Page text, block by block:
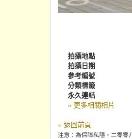
拍攝地點
拍攝日期
參考編號
分類標籤
永久連結
» 更多相關相片
« 返回前頁
注意：為保障私隱，二零零